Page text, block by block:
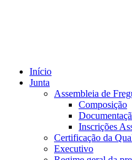
Início
Junta
Assembleia de
Composição
Inscrições
Certificação da
Executivo